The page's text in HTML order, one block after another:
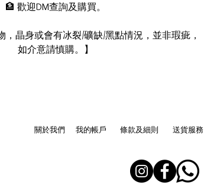
🏦 歡迎DM查詢及購買。
，晶身或會有冰裂/礦缺/黑點情況，並非瑕疵，
如介意請慎購。】
關於我們 我的帳戶 條款及細則 送貨服務